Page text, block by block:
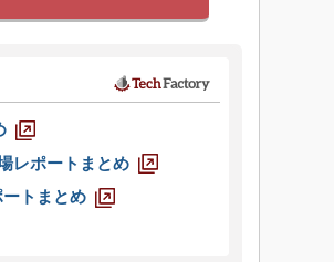
レポートまとめ
トまとめ